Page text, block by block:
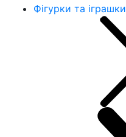
Фігурки та іграшки